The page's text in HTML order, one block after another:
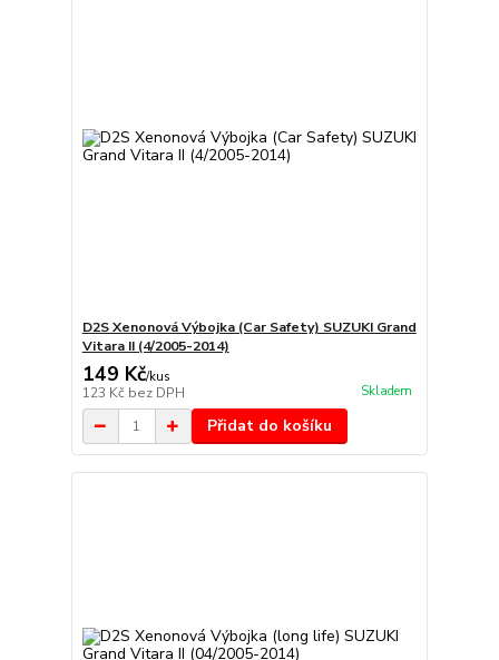
D2S Xenonová Výbojka (Car Safety) SUZUKI Grand
Vitara II (4/2005-2014)
149 Kč/kus
123 Kč bez DPH Skladem
Přidat do košíku